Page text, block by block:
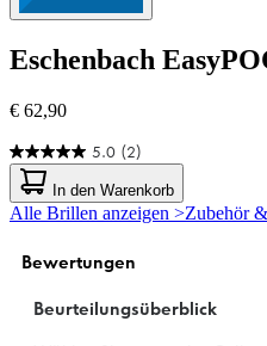
Eschenbach
€ 62,90
5.0 (2)
5.0
von
5
Sternen.
Bewertungen
In den Warenkorb
Alle Brillen anzeigen >Zubehör